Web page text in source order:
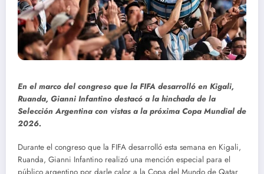
En el marco del congreso que la FIFA desarrolló en Kigali,
Ruanda, Gianni Infantino destacó a la hinchada de la
Selección Argentina con vistas a la próxima Copa Mundial de
2026.
Durante el congreso que la FIFA desarrolló esta semana en Kigali,
Ruanda, Gianni Infantino realizó una mención especial para el